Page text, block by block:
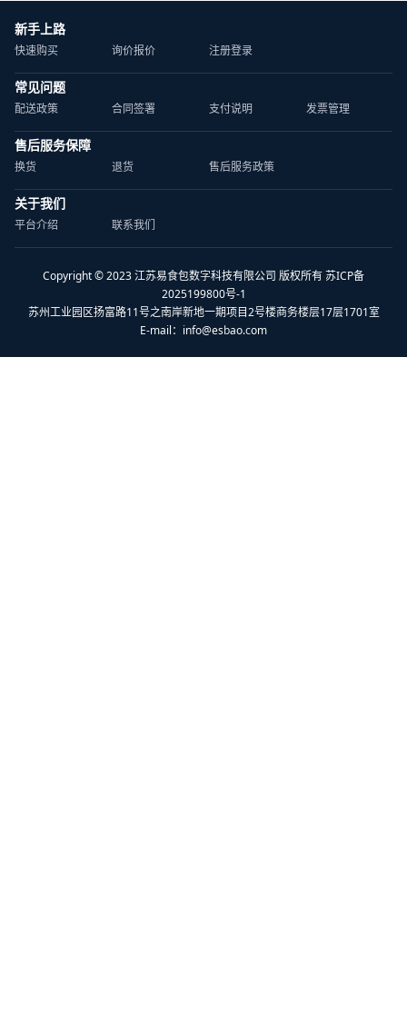
新手上路
快速购买 询价报价 注册登录
常见问题
配送政策 合同签署 支付说明 发票管理
售后服务保障
换货 退货 售后服务政策
关于我们
平台介绍 联系我们
Copyright © 2023 江苏易食包数字科技有限公司 版权所有 苏ICP备
2025199800号-1
苏州工业园区扬富路11号之南岸新地一期项目2号楼商务楼层17层1701室
E-mail： info@esbao.com